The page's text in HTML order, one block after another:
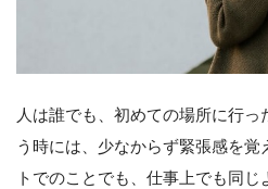
人は誰でも、初めての場所に行
う時には、少なからず緊張感を
トでのことでも、仕事上でも同